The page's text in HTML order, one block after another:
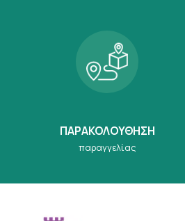
ΠΑΡΑΚΟΛΟΥΘΗΣΗ
παραγγελίας